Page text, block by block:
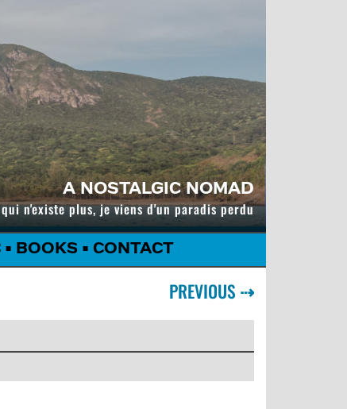
A NOSTALGIC NOMAD
n'existe plus, je viens d'un paradis perdu
• BOOKS • CONTACT
PREVIOUS ⇢